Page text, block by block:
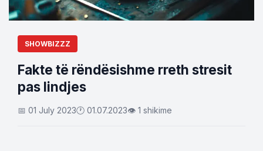
SHOWBIZZZ
Fakte të rëndësishme rreth stresit
pas lindjes
📅 01 July 2023🕐 01.07.2023👁 1 shikime